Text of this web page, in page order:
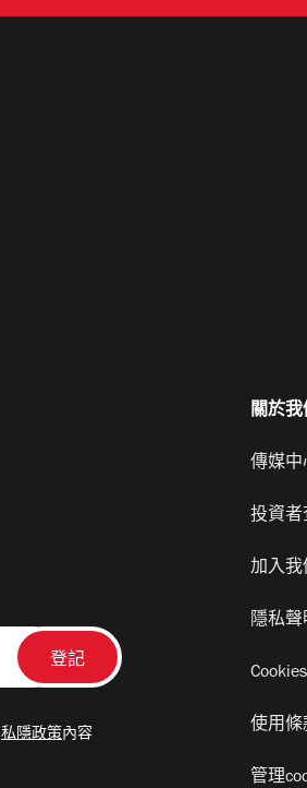
私隱政策內容
關於我
傳媒中
投資者
加入我
隱私聲
使用條
管理